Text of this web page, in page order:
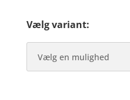
Vælg variant: